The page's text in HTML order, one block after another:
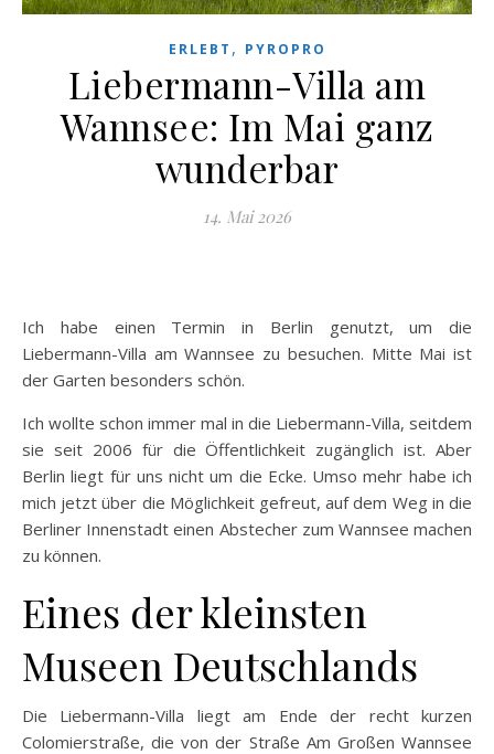
ERLEBT , PYROPRO
Liebermann-Villa am
Wannsee: Im Mai ganz
wunderbar
14. Mai 2026
Ich habe einen Termin in Berlin genutzt, um die
Liebermann-Villa am Wannsee zu besuchen. Mitte Mai ist
der Garten besonders schön.
Ich wollte schon immer mal in die Liebermann-Villa, seitdem
sie seit 2006 für die Öffentlichkeit zugänglich ist. Aber
Berlin liegt für uns nicht um die Ecke. Umso mehr habe ich
mich jetzt über die Möglichkeit gefreut, auf dem Weg in die
Berliner Innenstadt einen Abstecher zum Wannsee machen
zu können.
Eines der kleinsten
Museen Deutschlands
Die Liebermann-Villa liegt am Ende der recht kurzen
Colomierstraße, die von der Straße Am Großen Wannsee